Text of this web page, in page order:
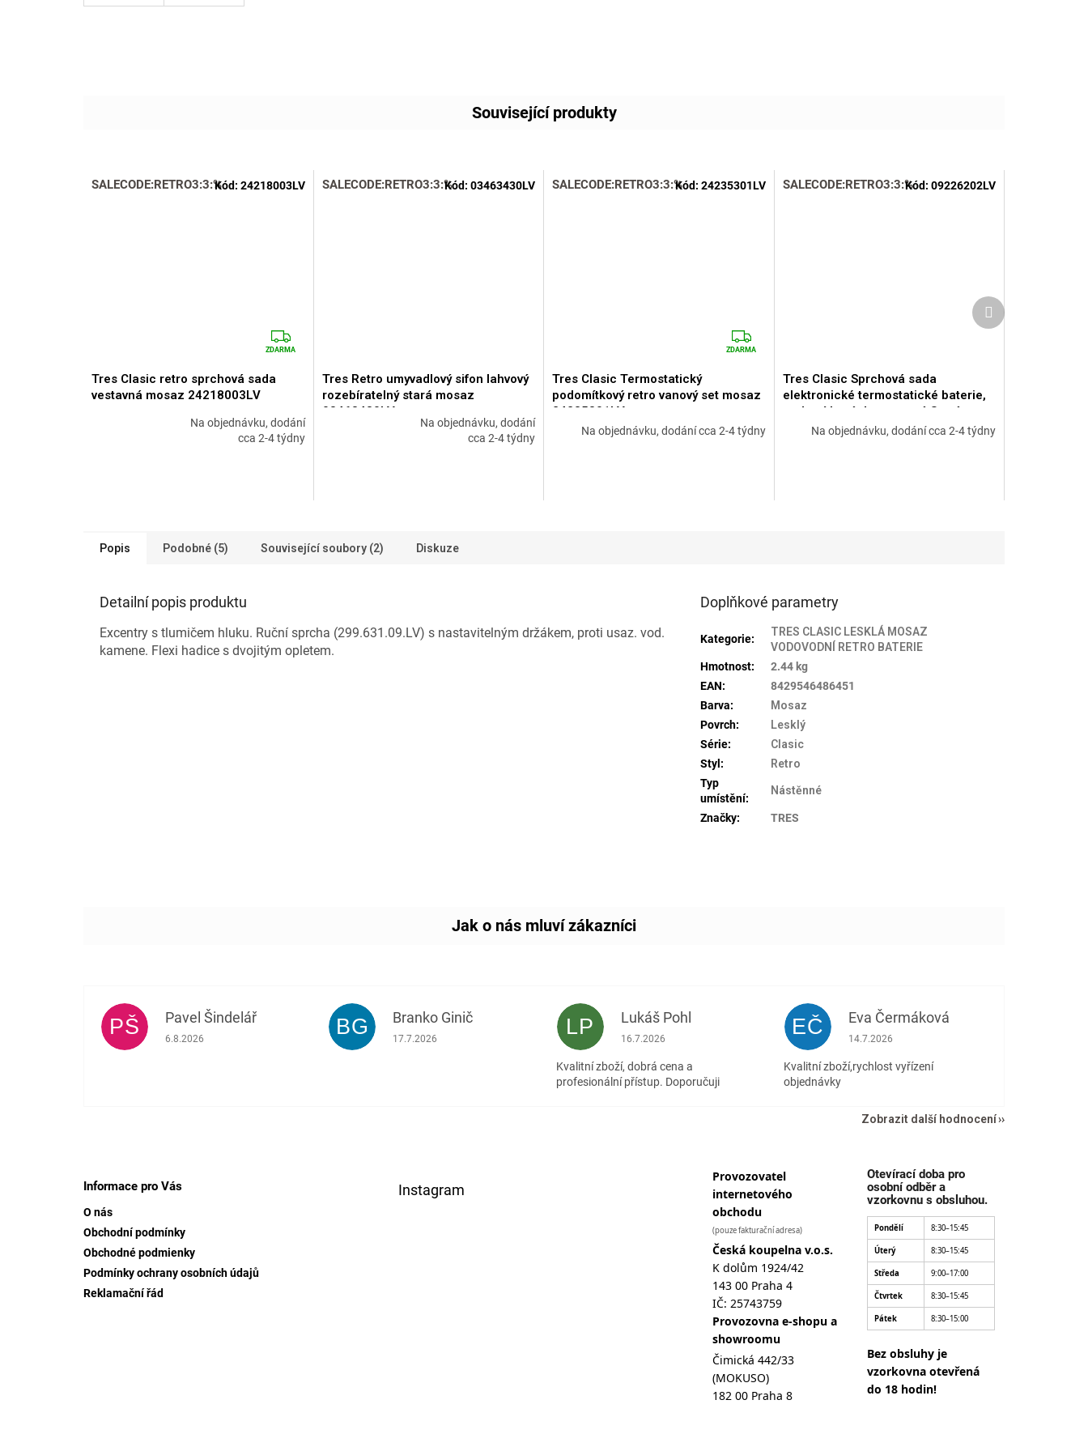
Související produkty
SALECODE:RETRO3:3:%
Z
D
M
A
ZDARMA
Tres Clasic retro sprchová sada
vestavná mosaz 24218003LV
hvězdiček.
Na objednávku, dodání
cca 2-4 týdny
Kód: 24218003LV SALECODE:RETRO3:3:%
Tres Retro umyvadlový sifon lahvový
rozebíratelný stará mosaz
03463430LV
hvězdiček.
Na objednávku, dodání
cca 2-4 týdny
Kód: 03463430LV SALECODE:RETRO3:3:%
Z
D
R
A
ZDARMA
Tres Clasic Termostatický
podomítkový retro vanový set mosaz
24235301LV
Na objednávku, dodání cca 2-4 týdny
Kód: 24235301LV SALECODE:RETRO3:3:%
Tres Clasic Sprchová sada
elektronické termostatické baterie,
podomítková dvoucestná Stará
mosaz 09226202LV
Na objednávku, dodání cca 2-4 týdny
Kód: 09226202LV
Další
produkt
Popis Podobné (5) Související soubory (2) Diskuze
Detailní popis produktu
Excentry s tlumičem hluku. Ruční sprcha (299.631.09.LV) s nastavitelným držákem, proti usaz. vod.
kamene. Flexi hadice s dvojitým opletem.
Doplňkové parametry
Kategorie:
TRES CLASIC LESKLÁ MOSAZ
VODOVODNÍ RETRO BATERIE
Hmotnost:
2.44 kg
EAN:
8429546486451
Barva:
Mosaz
Povrch:
Lesklý
Série:
Clasic
Styl :
Retro
Typ
umístění:
Nástěnné
Značky: TRES
PŠ Pavel Šindelář
Hodnocení obchodu je 5 z 5 hvězdiček.
6.8.2026 BG Branko Ginič
Hodnocení obchodu je 5 z 5 hvězdiček.
17.7.2026 LP Lukáš Pohl
Hodnocení obchodu je 5 z 5 hvězdiček.
16.7.2026
Kvalitní zboží, dobrá cena a
profesionální přístup. Doporučuji
EČ Eva Čermáková
Hodnocení obchodu je 5 z 5 hvězdiček.
14.7.2026
Kvalitní zboží,rychlost vyřízení
objednávky
Zobrazit další hodnocení
Informace pro Vás
O nás
Obchodní podmínky
Obchodné podmienky
Podmínky ochrany osobních údajů
Reklamační řád
Instagram
Provozovatel
internetového
obchodu
(pouze fakturační adresa)
Česká koupelna v.o.s.
K dolům 1924/42
143 00 Praha 4
IČ: 25743759
Provozovna e-shopu a
showroomu
Čimická 442/33
(MOKUSO)
182 00 Praha 8
Otevírací doba pro
osobní odběr a
vzorkovnu s obsluhou.
Pondělí 8:30–15:45
Úterý 8:30–15:45
Středa 9:00–17:00
Čtvrtek 8:30–15:45
Pátek 8:30–15:00
Bez obsluhy je
vzorkovna otevřená
do 18 hodin!